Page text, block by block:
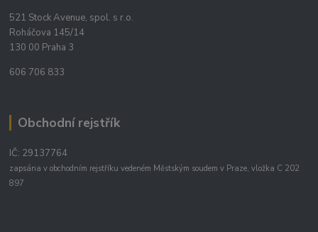
521 Stock Avenue, spol. s r.o.
Roháčova 145/14
130 00 Praha 3
606 706 833
Obchodní rejstřík
IČ: 29137764
zapsána v obchodním rejstříku vedeném Městským soudem v Praze, vložka C 202
897